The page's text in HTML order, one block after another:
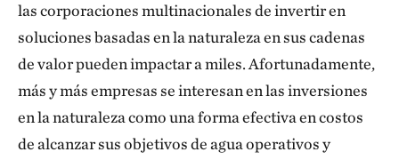
las corporaciones multinacionales de invertir en
soluciones basadas en la naturaleza en sus cadenas
de valor pueden impactar a miles. Afortunadamente,
más y más empresas se interesan en las inversiones
en la naturaleza como una forma efectiva en costos
de alcanzar sus objetivos de agua operativos y